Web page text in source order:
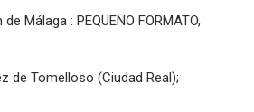
Málaga : PEQUEÑO FORMATO,
de Tomelloso (Ciudad Real);